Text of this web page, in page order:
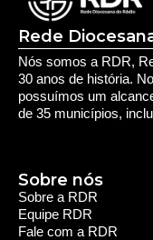
Saúde e
Espiritualidade
Educação e
Serviços e
Utilidade Pública
Oportunidade
Segurança